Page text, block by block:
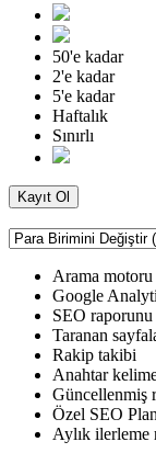
50'e kadar
2'e kadar
5'e kadar
Haftalık
Sınırlı
Kayıt Ol
Arama
Google
SEO
Taranan
Rakip takibi
Anahtar
Güncellenmiş
Özel SEO
Aylık ilerleme